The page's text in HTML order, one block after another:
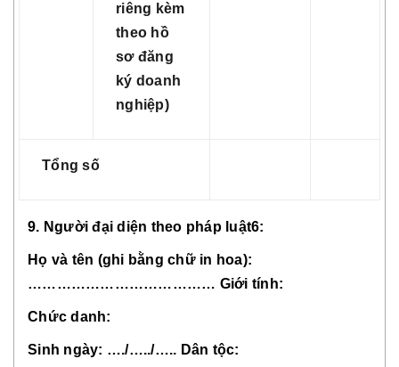
riêng kèm
theo hồ
sơ đăng
ký doanh
nghiệp)
Tổng số
9. Người đại diện theo pháp luật6:
Họ và tên (ghi bằng chữ in hoa):
………………………………… Giới tính:
Chức danh:
Sinh ngày: …./…../….. Dân tộc: